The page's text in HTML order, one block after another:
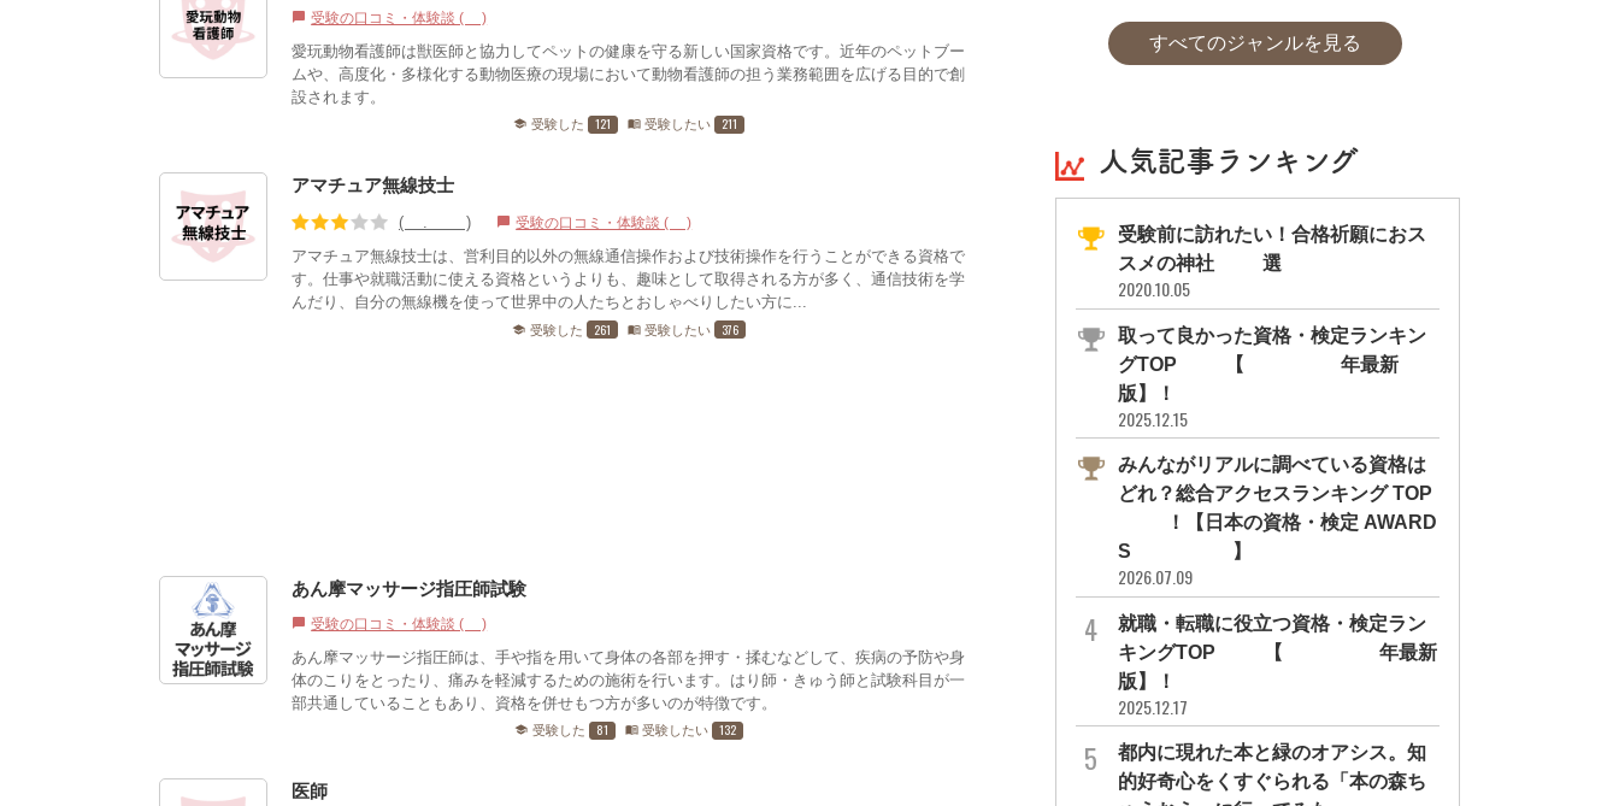
chat_bubble 受験の口コミ・体験談 (0)
愛玩動物看護師は獣医師と協力してペットの健康を守る新しい国家資格です。近年のペットブー
ムや、高度化・多様化する動物医療の現場において動物看護師の担う業務範囲を広げる目的で創
設されます。
school 受験した 121 menu_book 受験したい 211
アマチュア無線技士
(3.22) chat_bubble 受験の口コミ・体験談 (3)
アマチュア無線技士は、営利目的以外の無線通信操作および技術操作を行うことができる資格で
す。仕事や就職活動に使える資格というよりも、趣味として取得される方が多く、通信技術を学
んだり、自分の無線機を使って世界中の人たちとおしゃべりしたい方に...
school 受験した 261 menu_book 受験したい 376
あん摩マッサージ指圧師試験
chat_bubble 受験の口コミ・体験談 (0)
あん摩マッサージ指圧師は、手や指を用いて身体の各部を押す・揉むなどして、疾病の予防や身
体のこりをとったり、痛みを軽減するための施術を行います。はり師・きゅう師と試験科目が一
部共通していることもあり、資格を併せもつ方が多いのが特徴です。
school 受験した 81 menu_book 受験したい 132
医師
すべてのジャンルを見る
人気記事ランキング
受験前に訪れたい！合格祈願におス
スメの神社11選
2020.10.05
取って良かった資格・検定ランキン
グTOP10【2026年最新
版】！
2025.12.15
みんながリアルに調べている資格は
どれ？総合アクセスランキング TOP
10！【日本の資格・検定 AWARD
S 2026】
2026.07.09
就職・転職に役立つ資格・検定ラン
キングTOP30【2026年最新
版】！
2025.12.17
都内に現れた本と緑のオアシス。知
的好奇心をくすぐられる「本の森ち